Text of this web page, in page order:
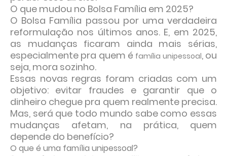
O que mudou no Bolsa Família em 2025?
O Bolsa Família passou por uma verdadeira
reformulação nos últimos anos. E, em 2025,
as mudanças ficaram ainda mais sérias,
especialmente pra quem é família unipessoal, ou
seja, mora sozinho.
Essas novas regras foram criadas com um
objetivo: evitar fraudes e garantir que o
dinheiro chegue pra quem realmente precisa.
Mas, será que todo mundo sabe como essas
mudanças afetam, na prática, quem
depende do benefício?
O que é uma família unipessoal?